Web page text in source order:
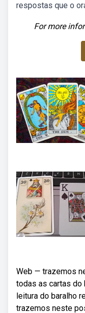
respostas que o
For more
Web — trazemos
todas as cartas do
leitura do baralho
trazemos neste